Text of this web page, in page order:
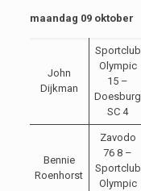
maandag 09 oktober
John
Dijkman
Sportclub
Olympic
15 –
Doesburg
SC 4
Bennie
Roenhorst
Zavodo
76 8 –
Sportclub
Olympic